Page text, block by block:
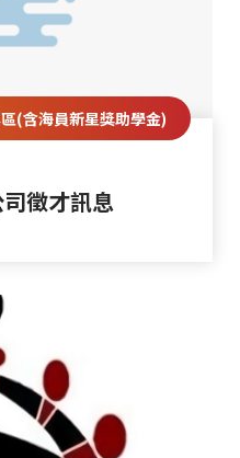
(含海員新星獎助學金)
徵才訊息